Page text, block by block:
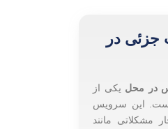
جزئی در
در محل یکی از
این سرویس
مشکلاتی مانند